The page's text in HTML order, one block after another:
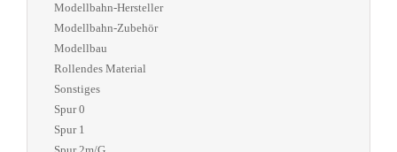
Modellbahn-Hersteller
Modellbahn-Zubehör
Modellbau
Rollendes Material
Sonstiges
Spur 0
Spur 1